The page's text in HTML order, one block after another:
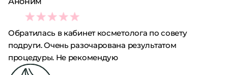
1
Обратилась в кабинет косметолога по совету
подруги. Очень разочарована результатом
процедуры. Не рекомендую